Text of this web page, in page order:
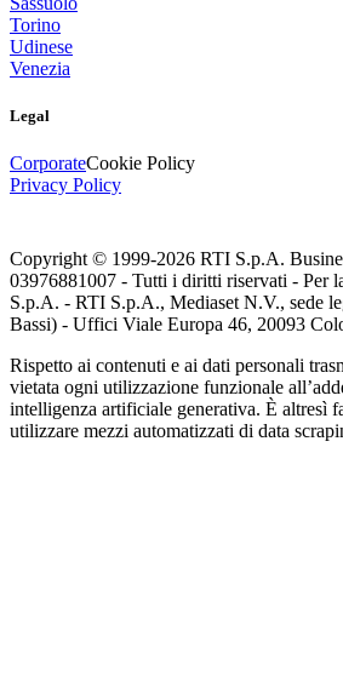
Torino
Udinese
Venezia
Legal
CorporateCookie Policy
Privacy Policy
Copyright © 1999-2026 RTI S.p.A.
03976881007 - Tutti i diritti riservati - Per
S.p.A. - RTI S.p.A., Mediaset N.V., sede
Bassi) - Uffici Viale Europa 46, 20093
Rispetto ai contenuti e ai dati personali
vietata ogni utilizzazione funzionale
intelligenza artificiale generativa. È altresì
utilizzare mezzi automatizzati di data